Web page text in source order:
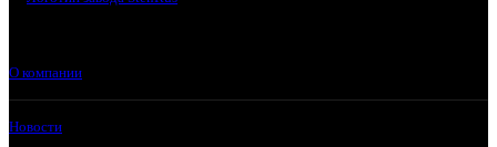
О компании
Новости